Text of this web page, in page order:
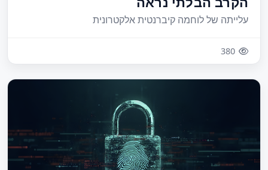
עלייתה של לוחמה קיברנטית אלקטרונית
380